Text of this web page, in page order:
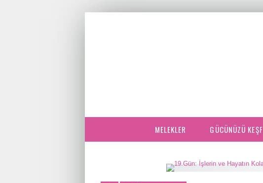
MELEKLER GÜCÜNÜZÜ